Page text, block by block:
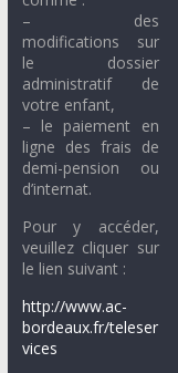
– des
modifications sur
le dossier
administratif de
votre enfant,
– le paiement en
ligne des frais de
demi-pension ou
d’internat.
Pour y accéder,
veuillez cliquer sur
le lien suivant :
http://www.ac-
bordeaux.fr/teleser
vices